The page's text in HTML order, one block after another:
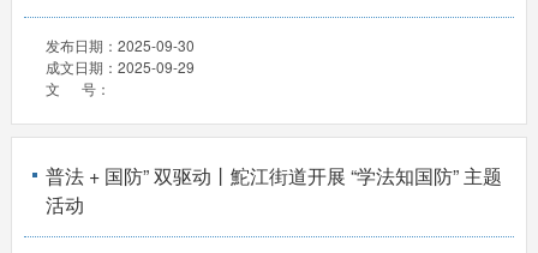
发布日期： 2025-09-30
成文日期： 2025-09-29
文 号：
普法 + 国防” 双驱动丨鮀江街道开展 “学法知国防” 主题
活动